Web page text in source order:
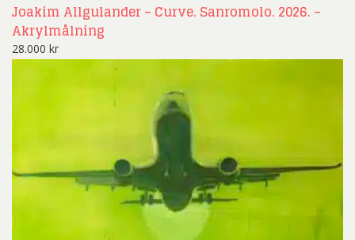
Joakim Allgulander – Curve. Sanromolo. 2026. –
Akrylmålning
28.000 kr